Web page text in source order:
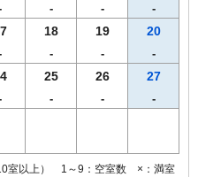
- - -
18
-
19
-
20
-
25
-
26
-
27
-
室以上） 1～9：空室数 ×：満室